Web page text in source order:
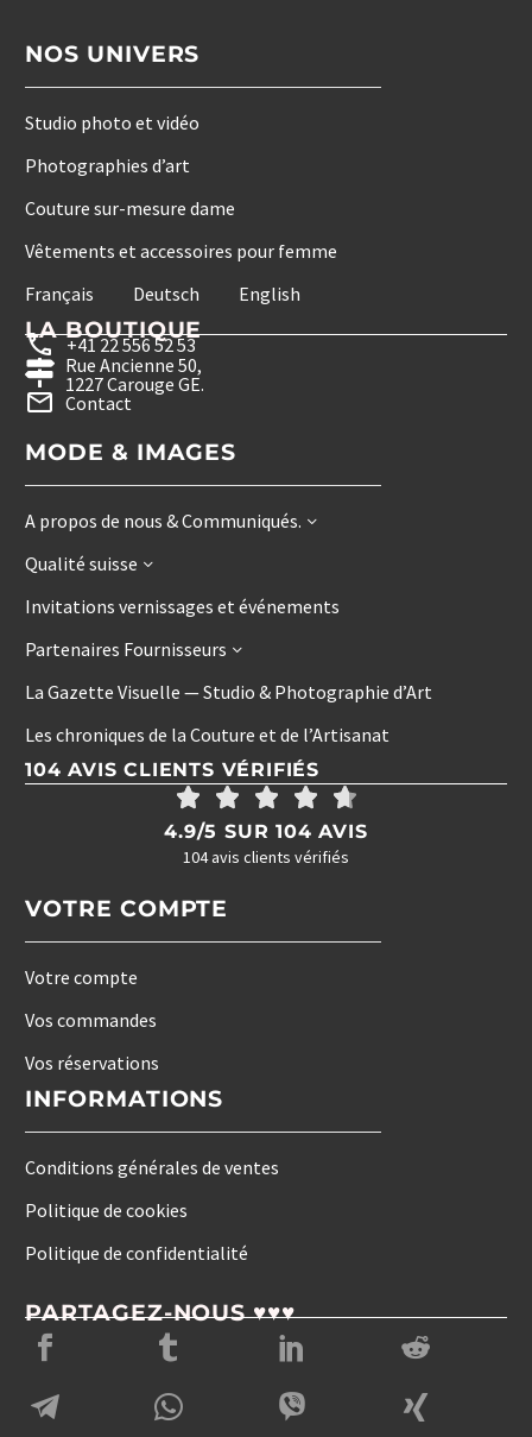
NOS UNIVERS
Studio photo et vidéo
Photographies d’art
Couture sur-mesure dame
Vêtements et accessoires pour femme
Français
Deutsch English
LA BOUTIQUE
+41 22 556 52 53
Rue Ancienne 50,
1227 Carouge GE.
Contact
MODE & IMAGES
A propos de nous & Communiqués.
Qualité suisse
Invitations vernissages et événements
Partenaires Fournisseurs
La Gazette Visuelle — Studio & Photographie d’Art
Les chroniques de la Couture et de l’Artisanat
104 AVIS CLIENTS VÉRIFIÉS
4.9/5 SUR 104 AVIS
104 avis clients vérifiés
VOTRE COMPTE
Votre compte
Vos commandes
Vos réservations
INFORMATIONS
Conditions générales de ventes
Politique de cookies
Politique de confidentialité
PARTAGEZ-NOUS ♥♥♥